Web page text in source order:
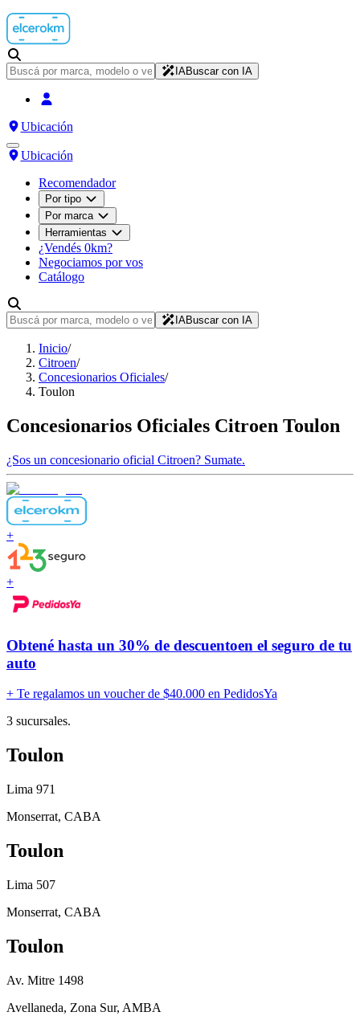
IABuscar con IA
Ubicación
Ubicación
Recomendador
Por tipo
Por marca
Herramientas
¿Vendés 0km?
Negociamos por vos
Catálogo
IABuscar con IA
Inicio/
Citroen/
Concesionarios Oficiales/
Toulon
Concesionarios Oficiales Citroen Toulon
¿Sos un concesionario oficial Citroen? Sumate.
+
+
Obtené hasta un 30% de descuentoen el seguro de tu
auto
+ Te regalamos un voucher de $40.000 en PedidosYa
3 sucursales.
Toulon
Lima 971
Monserrat, CABA
Toulon
Lima 507
Monserrat, CABA
Toulon
Av. Mitre 1498
Avellaneda, Zona Sur, AMBA